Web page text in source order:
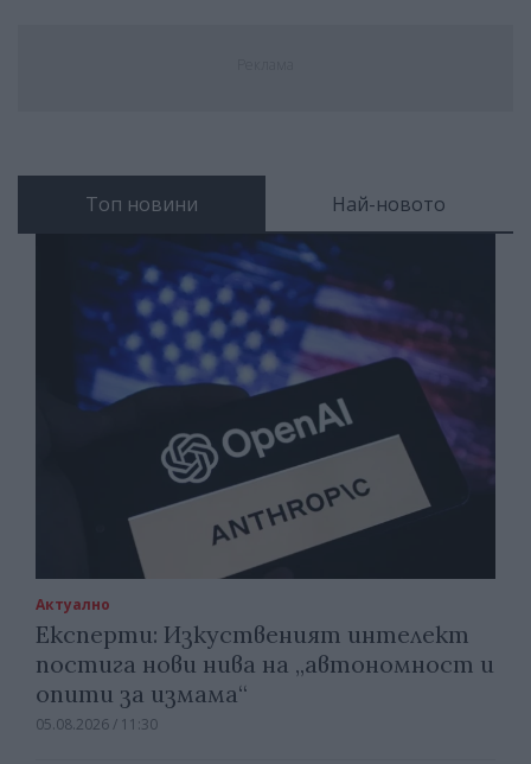
Топ новини Най-новото
Актуално
Експерти: Изкуственият интелект
постига нови нива на „автономност и
опити за измама“
05.08.2026 / 11:30